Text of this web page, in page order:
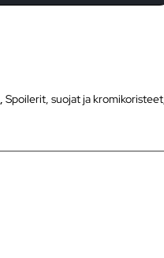
,Spoilerit, suojat ja kromikoristeet